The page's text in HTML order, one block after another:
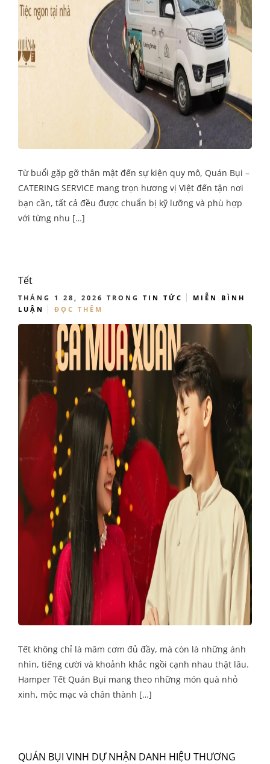
Từ buổi gặp gỡ thân mật đến sự kiện quy mô, Quán Bụi –
CATERING SERVICE mang trọn hương vị Việt đến tận nơi
bạn cần, tất cả đều được chuẩn bị kỹ lưỡng và phù hợp
với từng nhu […]
Tết
THÁNG 1 28, 2026 TRONG TIN TỨC
MIỄN BÌNH
LUẬN
ĐỌC THÊM
Tết không chỉ là mâm cơm đủ đầy, mà còn là những ánh
nhìn, tiếng cười và khoảnh khắc ngồi cạnh nhau thật lâu.
Hamper Tết Quán Bụi mang theo những món quà nhỏ
xinh, mộc mạc và chân thành […]
QUÁN BỤI VINH DỰ NHẬN DANH HIỆU THƯƠNG